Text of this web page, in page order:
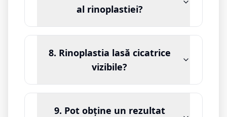
al rinoplastiei?
8. Rinoplastia lasă cicatrice
vizibile?
9. Pot obține un rezultat